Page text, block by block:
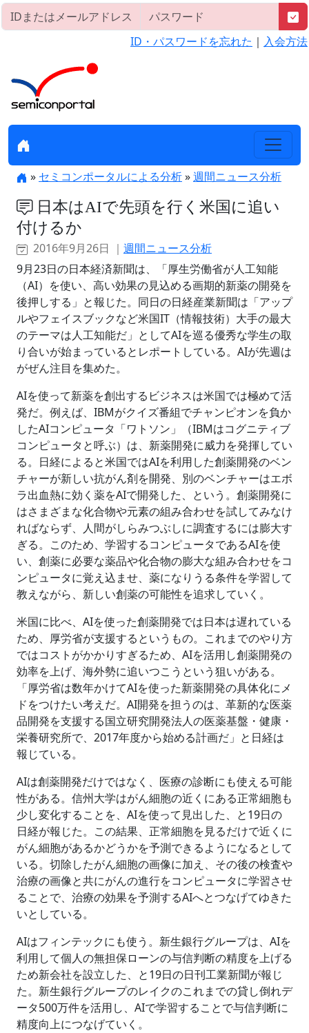
ID・パスワードを忘れた ｜ 入会方法
» セミコンポータルによる分析»週間ニュース分析
日本はAIで先頭を行く米国に追い
付けるか
2016年9月26日 ｜ 週間ニュース分析
9月23日の日本経済新聞は、「厚生労働省が人工知能
（AI）を使い、高い効果の見込める画期的新薬の開発を
後押しする」と報じた。同日の日経産業新聞は「アップ
ルやフェイスブックなど米国IT（情報技術）大手の最大
のテーマは人工知能だ」としてAIを巡る優秀な学生の取
り合いが始まっているとレポートしている。AIが先週は
がぜん注目を集めた。
AIを使って新薬を創出するビジネスは米国では極めて活
発だ。例えば、IBMがクイズ番組でチャンピオンを負か
したAIコンピュータ「ワトソン」（IBMはコグニティブ
コンピュータと呼ぶ）は、新薬開発に威力を発揮してい
る。日経によると米国ではAIを利用した創薬開発のベン
チャーが新しい抗がん剤を開発、別のベンチャーはエボ
ラ出血熱に効く薬をAIで開発した、という。創薬開発に
はさまざまな化合物や元素の組み合わせを試してみなけ
ればならず、人間がしらみつぶしに調査するには膨大す
ぎる。このため、学習するコンピュータであるAIを使
い、創薬に必要な薬品や化合物の膨大な組み合わせをコ
ンピュータに覚え込ませ、薬になりうる条件を学習して
教えながら、新しい創薬の可能性を追求していく。
米国に比べ、AIを使った創薬開発では日本は遅れている
ため、厚労省が支援するというもの。これまでのやり方
ではコストがかかりすぎるため、AIを活用し創薬開発の
効率を上げ、海外勢に追いつこうという狙いがある。
「厚労省は数年かけてAIを使った新薬開発の具体化にメ
ドをつけたい考えだ。AI開発を担うのは、革新的な医薬
品開発を支援する国立研究開発法人の医薬基盤・健康・
栄養研究所で、2017年度から始める計画だ」と日経は
報じている。
AIは創薬開発だけではなく、医療の診断にも使える可能
性がある。信州大学はがん細胞の近くにある正常細胞も
少し変化することを、AIを使って見出した、と19日の
日経が報じた。この結果、正常細胞を見るだけで近くに
がん細胞があるかどうかを予測できるようになるとして
いる。切除したがん細胞の画像に加え、その後の検査や
治療の画像と共にがんの進行をコンピュータに学習させ
ることで、治療の効果を予測するAIへとつなげてゆきた
いとしている。
AIはフィンテックにも使う。新生銀行グループは、AIを
利用して個人の無担保ローンの与信判断の精度を上げる
ため新会社を設立した、と19日の日刊工業新聞が報じ
た。新生銀行グループのレイクのこれまでの貸し倒れデ
ータ500万件を活用し、AIで学習することで与信判断に
精度向上につなげていく。